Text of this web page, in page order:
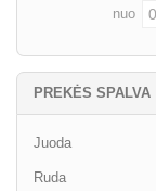
nuo
PREKĖS SPALVA
Juoda
Ruda